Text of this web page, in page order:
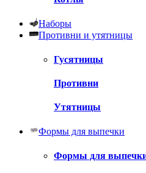
Наборы
Противни и утятницы
Гусятницы
Противни
Утятницы
Формы для выпечки
Формы для